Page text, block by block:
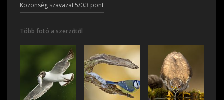
Közönség szavazat5/0.3 pont
Több fotó a szerzőtől